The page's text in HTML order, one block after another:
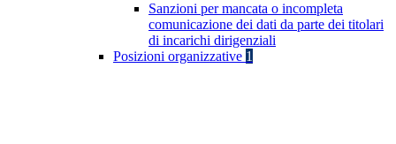
Sanzioni per mancata o incompleta
comunicazione dei dati da parte dei titolari
di incarichi dirigenziali
Posizioni organizzative 1